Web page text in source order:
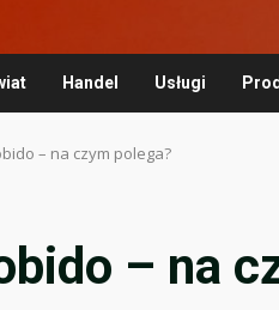
Handel Usługi
– na czym polega?
– na